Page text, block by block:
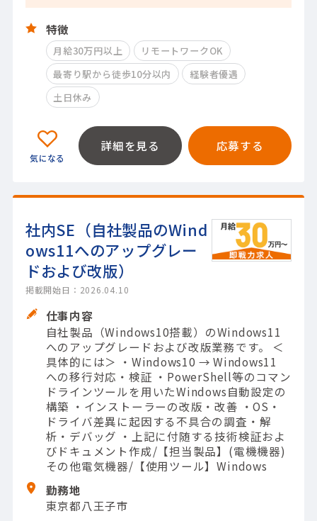
特徴
月給30万円以上
リモートワークOK
最寄り駅から徒歩10分以内
経験者優遇
土日休み
詳細を見る 応募する
社内SE（自社製品のWind
ows11へのアップグレー
ドおよび改版）
掲載開始日：2026.04.10
仕事内容
自社製品（Windows10搭載）のWindows11
へのアップグレードおよび改版業務です。 ＜
具体的には＞ ・Windows10 → Windows11
への移行対応・検証 ・PowerShell等のコマン
ドラインツールを用いたWindows自動設定の
構築 ・インストーラーの改版・改善 ・OS・
ドライバ差異に起因する不具合の調査・解
析・デバッグ ・上記に付随する技術検証およ
びドキュメント作成/【担当製品】(電機機器)
その他電気機器/【使用ツール】Windows
勤務地
東京都八王子市